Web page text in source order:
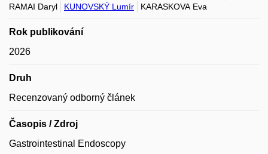
RAMAI Daryl
KUNOVSKÝ Lumír KARASKOVA Eva
Rok publikování
2026
Druh
Recenzovaný odborný článek
Časopis / Zdroj
Gastrointestinal Endoscopy